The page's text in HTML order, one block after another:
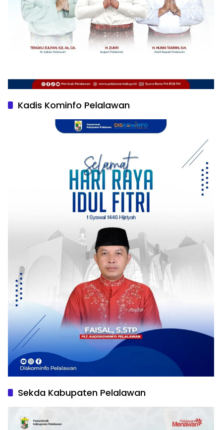
Kadis Kominfo Pelalawan
Sekda Kabupaten Pelalawan